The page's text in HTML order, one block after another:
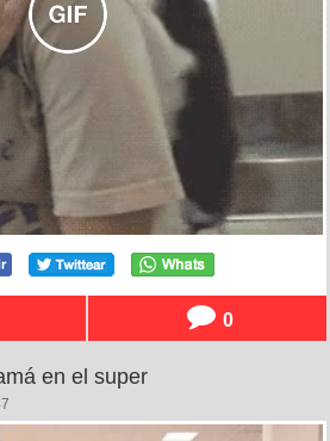
0
en el super